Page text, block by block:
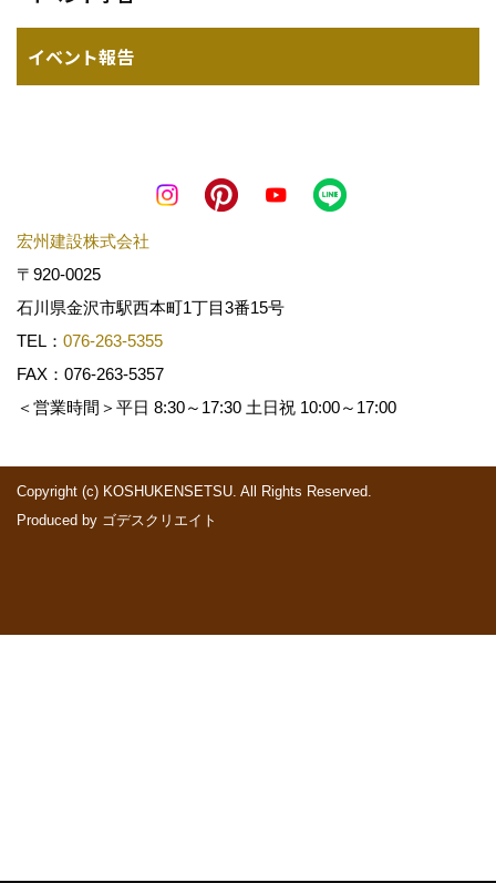
イベント報告
宏州建設株式会社
〒920-0025
石川県金沢市駅西本町1丁目3番15号
TEL： 076-263-5355
FAX：076-263-5357
＜営業時間＞平日 8:30～17:30 土日祝 10:00～17:00
Copyright (c) KOSHUKENSETSU. All Rights Reserved.
Produced by ゴデスクリエイト